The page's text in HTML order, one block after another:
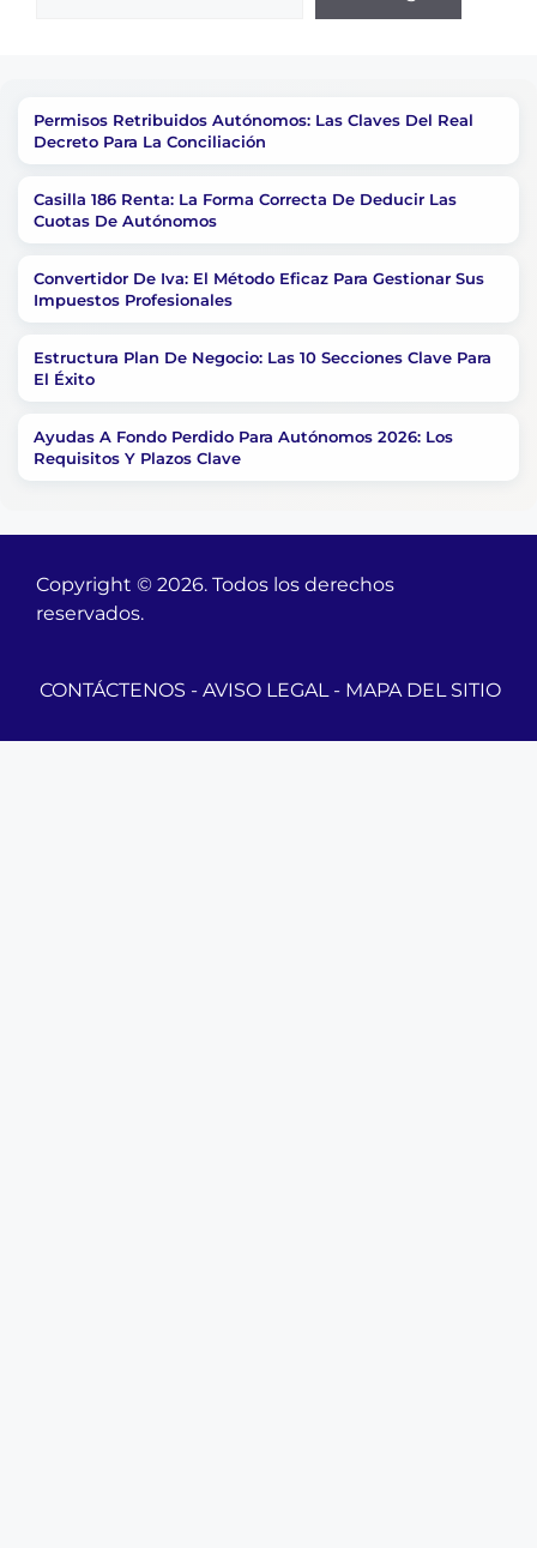
Permisos Retribuidos Autónomos: Las Claves Del Real
Decreto Para La Conciliación
Casilla 186 Renta: La Forma Correcta De Deducir Las
Cuotas De Autónomos
Convertidor De Iva: El Método Eficaz Para Gestionar Sus
Impuestos Profesionales
Estructura Plan De Negocio: Las 10 Secciones Clave Para
El Éxito
Ayudas A Fondo Perdido Para Autónomos 2026: Los
Requisitos Y Plazos Clave
Copyright © 2026. Todos los derechos
reservados.
CONTÁCTENOS - AVISO LEGAL- MAPA DEL SITIO